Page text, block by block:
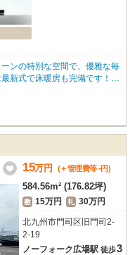
ンの特別な空間で、優雅な毎
新式で床暖房も完備です！複
ごせます！駐車場も1台無料
なります
15万円 (＋管理費等 -円)
584.56m² (176.82坪)
敷 15万円 礼 30万円
北九州市門司区旧門司2-
2-19
ノーフォーク広場駅 徒歩3